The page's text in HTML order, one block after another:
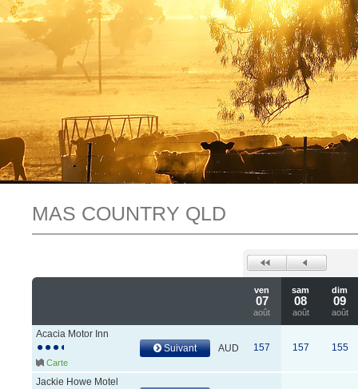
MAS COUNTRY QLD
ven
07
août
sam
08
août
dim
09
août
Acacia Motor Inn
Carte
Suivant AUD 157 157 155
Jackie Howe Motel